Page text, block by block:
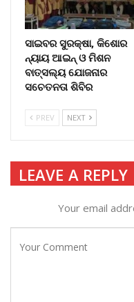
ସାଇବର ସୁରକ୍ଷା, କିଶୋର
ନ୍ୟାୟ ଆଇନ୍ ଓ ମିଶନ
ବାତ୍ସଲ୍ୟ ଯୋଜନାର
ସଚେତନତା ଶିବିର
PREV NEXT
LEAVE A REPLY
Your email